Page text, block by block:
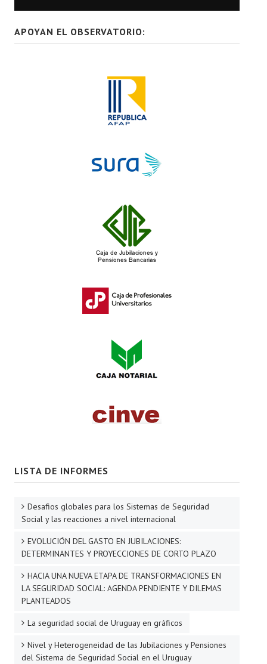
APOYAN EL OBSERVATORIO:
LISTA DE INFORMES
Desafios globales para los Sistemas de Seguridad
Social y las reacciones a nivel internacional
EVOLUCIÓN DEL GASTO EN JUBILACIONES:
DETERMINANTES Y PROYECCIONES DE CORTO PLAZO
HACIA UNA NUEVA ETAPA DE TRANSFORMACIONES EN
LA SEGURIDAD SOCIAL: AGENDA PENDIENTE Y DILEMAS
PLANTEADOS
La seguridad social de Uruguay en gráficos
Nivel y Heterogeneidad de las Jubilaciones y Pensiones
del Sistema de Seguridad Social en el Uruguay